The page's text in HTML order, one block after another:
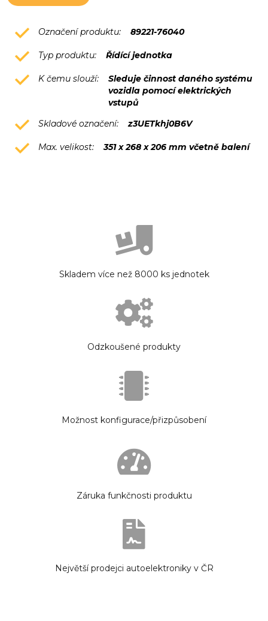
Označení produktu: 89221-76040
Typ produktu: Řídící jednotka
K čemu slouží:
Sleduje činnost daného systému
vozidla pomocí elektrických
vstupů
Skladové označení:
z3UETkhj0B6V
Max. velikost: 351 x 268 x 206 mm včetně balení
Skladem více než 8000 ks jednotek
Odzkoušené produkty
Možnost konfigurace/přizpůsobení
Záruka funkčnosti produktu
Největší prodejci autoelektroniky v ČR